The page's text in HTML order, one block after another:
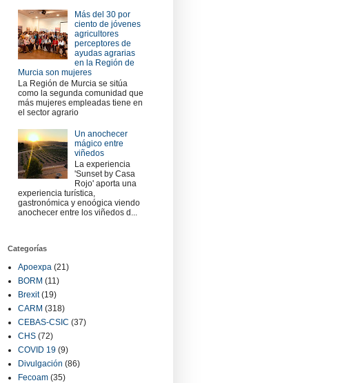
Más del 30 por
ciento de jóvenes
agricultores
perceptores de
ayudas agrarias
en la Región de
Murcia son mujeres
La Región de Murcia se sitúa
como la segunda comunidad que
más mujeres empleadas tiene en
el sector agrario
Un anochecer
mágico entre
viñedos
La experiencia
'Sunset by Casa
Rojo' aporta una
experiencia turística,
gastronómica y enoógica viendo
anochecer entre los viñedos d...
Categorías
Apoexpa (21)
BORM (11)
Brexit (19)
CARM (318)
CEBAS-CSIC (37)
CHS (72)
COVID 19 (9)
Divulgación (86)
Fecoam (35)